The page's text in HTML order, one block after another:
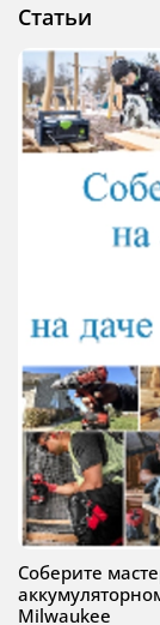
Статьи
Соберите
Milwaukee